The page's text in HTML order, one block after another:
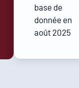
base de
donnée en
août 2025